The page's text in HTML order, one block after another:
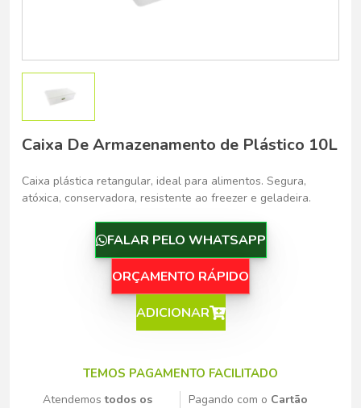
Caixa De Armazenamento de Plástico 10L
Caixa plástica retangular, ideal para alimentos. Segura,
atóxica, conservadora, resistente ao freezer e geladeira.
FALAR PELO WHATSAPP
ORÇAMENTO RÁPIDO
ADICIONAR
TEMOS PAGAMENTO FACILITADO
Atendemostodos os
Pagando com o Cartão